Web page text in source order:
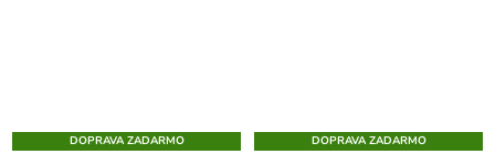
DOPRAVA ZADARMO DOPRAVA ZADARMO